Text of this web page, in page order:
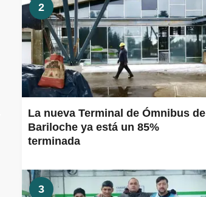
2
La nueva Terminal de Ómnibus de
Bariloche ya está un 85%
terminada
3